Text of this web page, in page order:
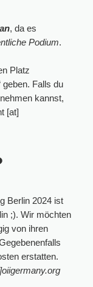
, da es
Podium.
Platz
geben. Falls du
kannst,
[at]
Berlin 2024 ist
;). Wir möchten
von ihren
erstatten.